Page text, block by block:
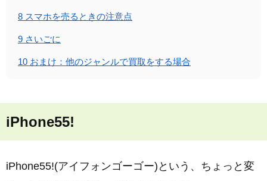
8 スマホを売るときの注意点
9 さいごに
10 おまけ：他のジャンルで買取をする場合
iPhone55!
iPhone55!(アイフォンゴーゴー)という、ちょっと変